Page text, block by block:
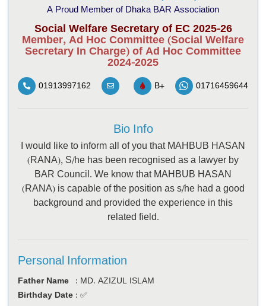
A Proud Member of Dhaka BAR Association
Social Welfare Secretary of EC 2025-26
Member, Ad Hoc Committee (Social Welfare
Secretary In Charge) of Ad Hoc Committee
2024-2025
01913997162 B+ 01716459644
Bio Info
I would like to inform all of you that MAHBUB HASAN
(RANA), S/he has been recognised as a lawyer by
BAR Council. We know that MAHBUB HASAN
(RANA) is capable of the position as s/he had a good
background and provided the experience in this
related field.
Personal Information
Father Name : MD. AZIZUL ISLAM
Birthday Date : ✅